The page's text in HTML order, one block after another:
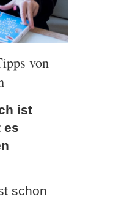
von
ist
es
schon